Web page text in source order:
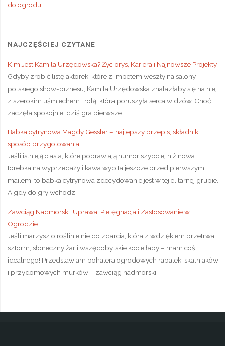
do ogrodu
NAJCZĘŚCIEJ CZYTANE
Kim Jest Kamila Urzędowska? Życiorys, Kariera i Najnowsze Projekty
Gdyby zrobić listę aktorek, które z impetem weszły na salony
polskiego show-biznesu, Kamila Urzędowska znalazłaby się na niej
z szerokim uśmiechem i rolą, która poruszyła serca widzów. Choć
zaczęła spokojnie, dziś gra pierwsze …
Babka cytrynowa Magdy Gessler – najlepszy przepis, składniki i
sposób przygotowania
Jeśli istnieją ciasta, które poprawiają humor szybciej niż nowa
torebka na wyprzedaży i kawa wypita jeszcze przed pierwszym
mailem, to babka cytrynowa zdecydowanie jest w tej elitarnej grupie.
A gdy do gry wchodzi …
Zawciąg Nadmorski: Uprawa, Pielęgnacja i Zastosowanie w
Ogrodzie
Jeśli marzysz o roślinie nie do zdarcia, która z wdziękiem przetrwa
sztorm, słoneczny żar i wszędobylskie kocie łapy – mam coś
idealnego! Przedstawiam bohatera ogrodowych rabatek, skalniaków
i przydomowych murków – zawciąg nadmorski. …